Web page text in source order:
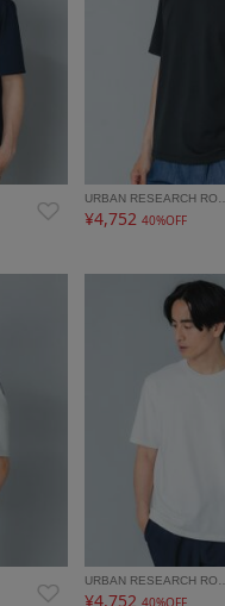
URBAN RESEARCH RO…
¥4,75240%OFF
URBAN RESEARCH RO…
¥4,75240%OFF